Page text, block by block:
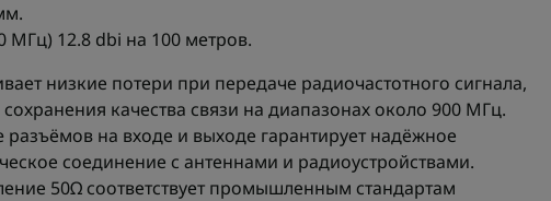
МГц) 12.8 dbi на 100 метров.
низкие потери при передаче радиочастотного сигнала,
качества связи на диапазонах около 900 МГц.
на входе и выходе гарантирует надёжное
соединение с антеннами и радиоустройствами.
50Ω соответствует промышленным стандартам